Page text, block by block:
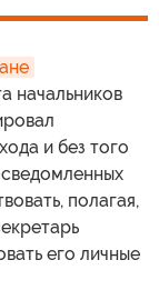
начальников
и без того
полагая,
его личные